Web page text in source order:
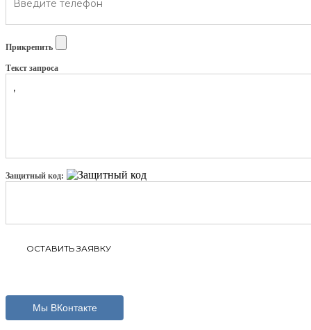
Прикрепить
Текст запроса
Защитный код:
Мы ВКонтакте